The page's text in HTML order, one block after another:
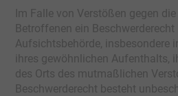
Im Falle von Verstößen gegen
Betroffenen ein Beschwerderecht
Aufsichtsbehörde, insbesondere
ihres gewöhnlichen Aufenthalts,
des Orts des mutmaßlichen
Beschwerderecht besteht